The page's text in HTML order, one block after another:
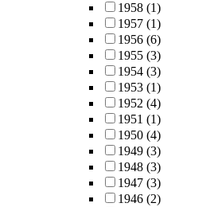
1958 (1)
1957 (1)
1956 (6)
1955 (3)
1954 (3)
1953 (1)
1952 (4)
1951 (1)
1950 (4)
1949 (3)
1948 (3)
1947 (3)
1946 (2)